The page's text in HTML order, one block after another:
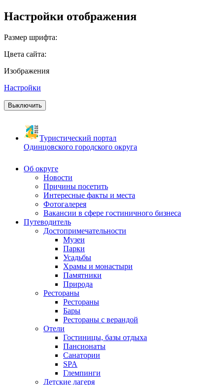
Настройки отображения
Размер шрифта:
Цвета сайта:
Изображения
Настройки
Выключить
Туристический портал
Одинцовского городского округа
Об округе
Новости
Причины посетить
Интересные факты и места
Фотогалерея
Вакансии в сфере гостиничного бизнеса
Путеводитель
Достопримечательности
Музеи
Парки
Усадьбы
Храмы и монастыри
Памятники
Природа
Рестораны
Рестораны
Бары
Рестораны с верандой
Отели
Гостиницы, базы отдыха
Пансионаты
Санатории
SPA
Глемпинги
Детские лагеря